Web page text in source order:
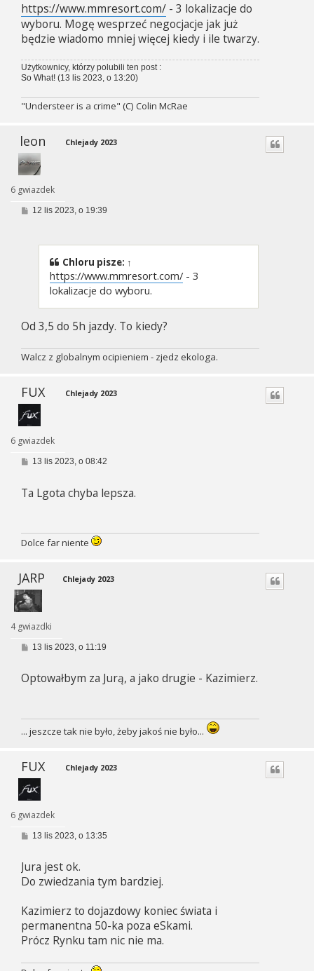
t
https://www.mmresort.com/ - 3 lokalizacje do
wyboru. Mogę wesprzeć negocjacje jak już
będzie wiadomo mniej więcej kiedy i ile twarzy.
Użytkownicy, którzy polubili ten post :
So What! (13 lis 2023, o 13:20)
"Understeer is a crime" (C) Colin McRae
leon
6 gwiazdek
Chlejady 2023
P12 lis 2023, o 19:39
Chloru pisze: ↑
https://www.mmresort.com/ - 3
lokalizacje do wyboru.
Od 3,5 do 5h jazdy. To kiedy?
Walcz z globalnym ocipieniem - zjedz ekologa.
FUX
6 gwiazdek
Chlejady 2023
P
t
13 lis 2023, o 08:42
Ta Lgota chyba lepsza.
Dolce far niente
JARP
4 gwiazdki
Chlejady 2023
P
t
13 lis 2023, o 11:19
Optowałbym za Jurą, a jako drugie - Kazimierz.
... jeszcze tak nie było, żeby jakoś nie było...
FUX
6 gwiazdek
Chlejady 2023
P
t
13 lis 2023, o 13:35
Jura jest ok.
Do zwiedzania tym bardziej.
Kazimierz to dojazdowy koniec świata i
permanentna 50-ka poza eSkami.
Prócz Rynku tam nic nie ma.